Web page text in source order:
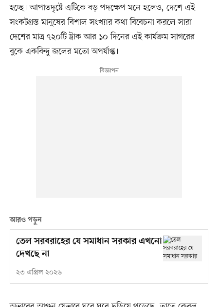
হচ্ছে। আপাতদৃষ্টে এটিকে বড় পদক্ষেপ মনে হলেও, দেশে এই
সংকটগ্রস্ত মানুষের বিশাল সংখ্যার কথা বিবেচনা করলে সারা
দেশের মাত্র ৭২০টি ট্রাক আর ১০ দিনের এই কার্যক্রম সাগরের
বুকে একবিন্দু জলের মতো অপর্যাপ্ত।
আরও পড়ুন
তেল সরবরাহের যে সমাধান সরকার এখনো
দেখছে না
২৩ এপ্রিল ২০২৬